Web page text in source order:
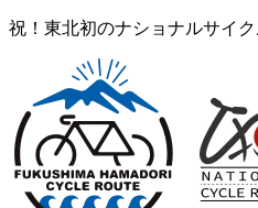
祝！東北初のナショナルサイ